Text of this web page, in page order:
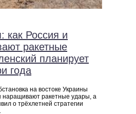
как Россия и
ракетные
планирует
года
на востоке Украины
наращивают ракетные удары, а
о трёхлетней стратегии